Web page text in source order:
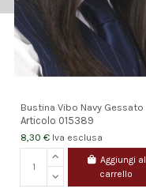
Bustina Vibo Navy Gessato
Articolo 015389
8,30 € Iva esclusa
Aggiungi al
carrello